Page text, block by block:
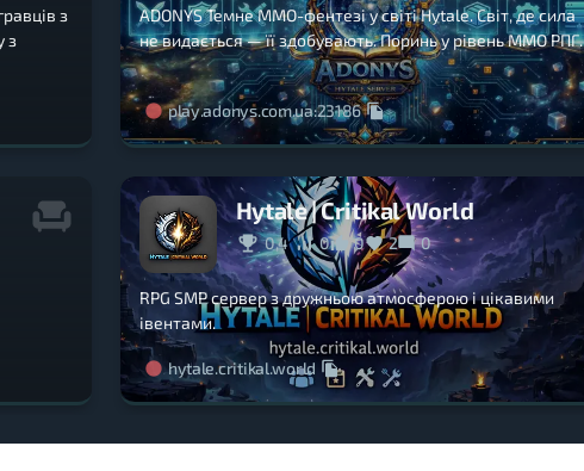
з
з
ADONYS Темне MMO-фентезі у світі Hytale. Світ, де сила
не видається — її здобувають. Поринь у рівень ММО РПГ.
play.adonys.com.ua:23186
Hytale | Critikal World
0,4 0 0 2 0
RPG SMP сервер з дружньою атмосферою і цікавими
івентами.
hytale.critikal.world